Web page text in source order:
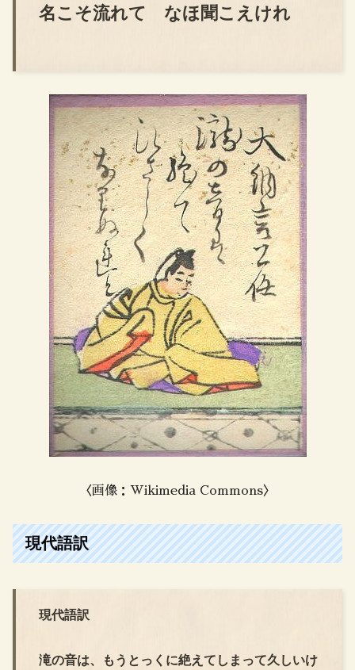
名こそ流れて なほ聞こえけれ
〈画像：Wikimedia Commons〉
現代語訳
現代語訳
滝の音は、もうとっくに絶えてしまって久しいけ